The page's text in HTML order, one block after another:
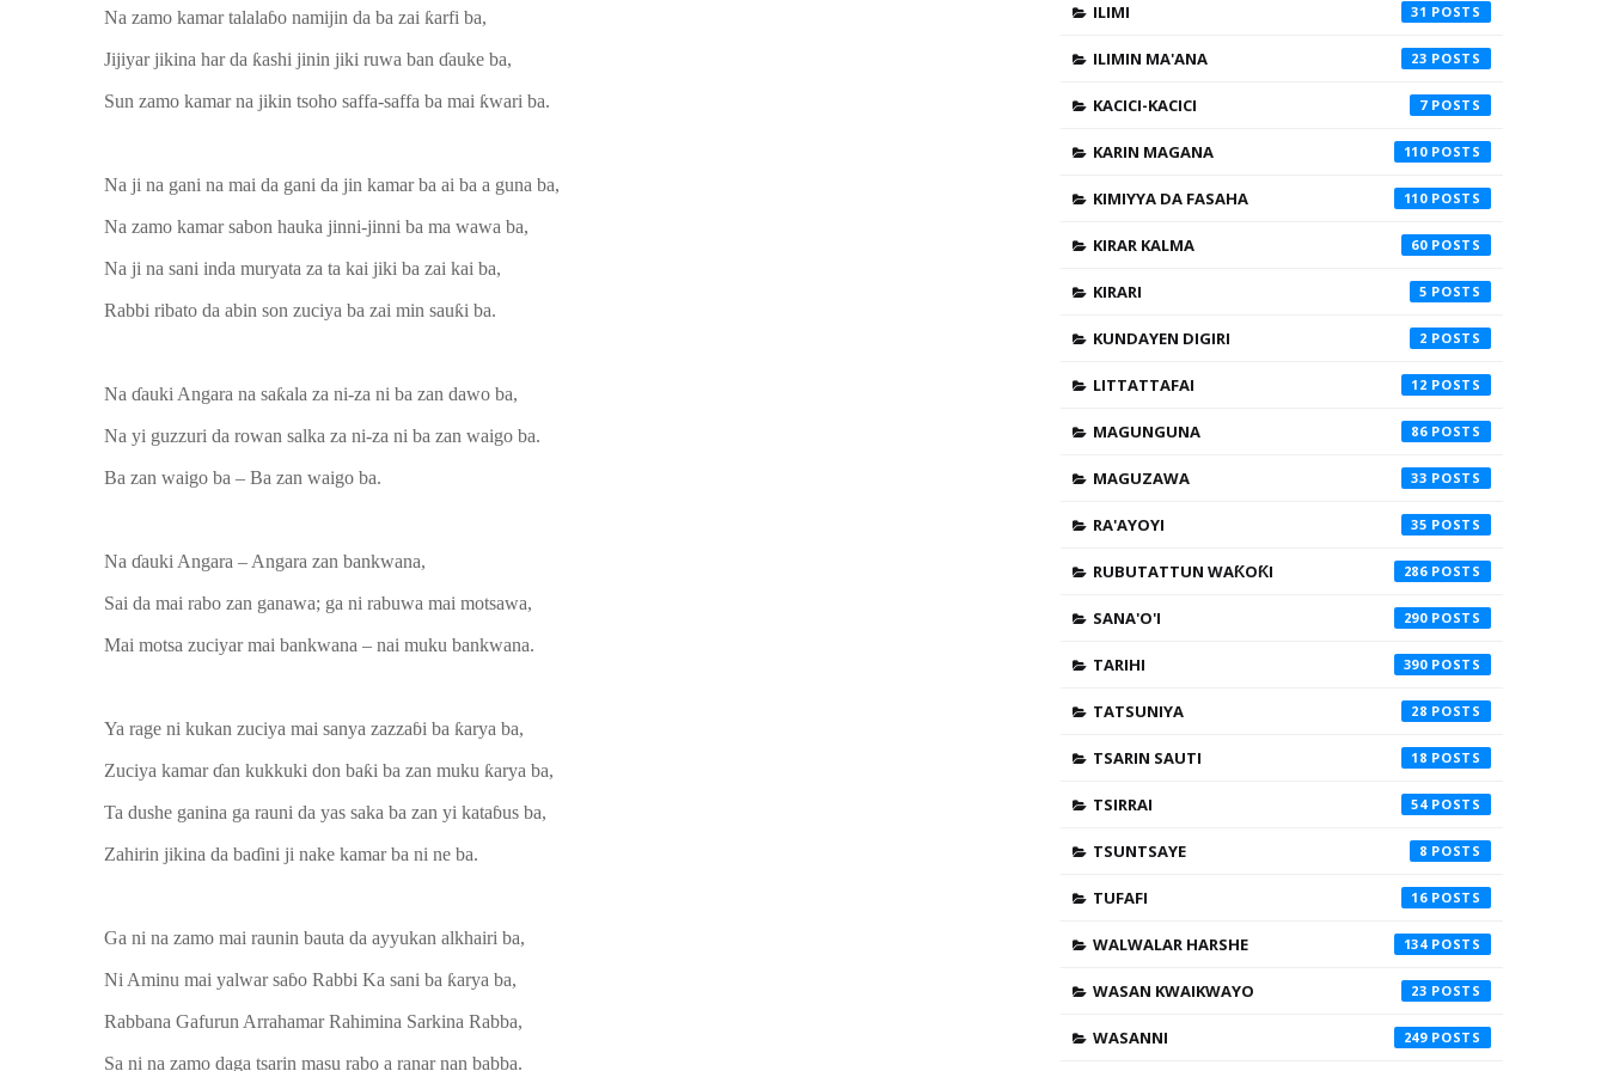
Na zamo kamar talalaɓo namijin da ba zai ƙarfi ba,
Jijiyar jikina har da ƙashi jinin jiki ruwa ban ɗauke ba,
Sun zamo kamar na jikin tsoho saffa-saffa ba mai ƙwari ba.
Na ji na gani na mai da gani da jin kamar ba ai ba a guna ba,
Na zamo kamar sabon hauka jinni-jinni ba ma wawa ba,
Na ji na sani inda muryata za ta kai jiki ba zai kai ba,
Rabbi ribato da abin son zuciya ba zai min sauƙi ba.
Na ɗauki Angara na saƙala za ni-za ni ba zan dawo ba,
Na yi guzzuri da rowan salka za ni-za ni ba zan waigo ba.
Ba zan waigo ba – Ba zan waigo ba.
Na ɗauki Angara – Angara zan bankwana,
Sai da mai rabo zan ganawa; ga ni rabuwa mai motsawa,
Mai motsa zuciyar mai bankwana – nai muku bankwana.
Ya rage ni kukan zuciya mai sanya zazzaɓi ba ƙarya ba,
Zuciya kamar ɗan kukkuki don baƙi ba zan muku ƙarya ba,
Ta dushe ganina ga rauni da yas saka ba zan yi kataɓus ba,
Zahirin jikina da baɗini ji nake kamar ba ni ne ba.
Ga ni na zamo mai raunin bauta da ayyukan alkhairi ba,
Ni Aminu mai yalwar saɓo Rabbi Ka sani ba ƙarya ba,
Rabbana Gafurun Arrahamar Rahimina Sarkina Rabba,
Sa ni na zamo daga tsarin masu rabo a ranar nan babba.
ILIMI 31
ILIMIN MA'ANA 23
KACICI-KACICI 7
KARIN MAGANA 110
KIMIYYA DA FASAHA 110
KIRAR KALMA 60
KIRARI 5
KUNDAYEN DIGIRI 2
LITTATTAFAI 12
MAGUNGUNA 86
MAGUZAWA 33
RA'AYOYI 35
RUBUTATTUN WAƘOƘI 286
SANA'O'I 290
TARIHI 390
TATSUNIYA 28
TSARIN SAUTI 18
TSIRRAI 54
TSUNTSAYE 8
TUFAFI 16
WALWALAR HARSHE 134
WASAN KWAIKWAYO 23
WASANNI 249